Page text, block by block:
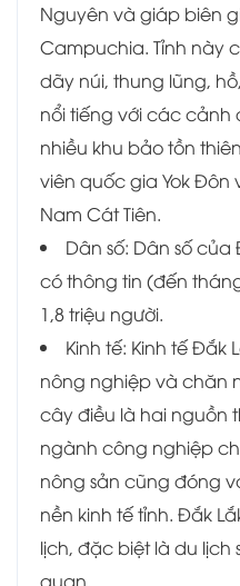
Nguyên và giáp biên
Campuchia. Tỉnh này
dãy núi, thung lũng,
nổi tiếng với các cảnh
nhiều khu bảo tồn
viên quốc gia Yok
Nam Cát Tiên.
Dân số: Dân số
có thông tin (đến
1,8 triệu người.
Kinh tế: Kinh tế Đắk
nông nghiệp và chăn
cây điều là hai nguồn
ngành công nghiệp
nông sản cũng đóng
nền kinh tế tỉnh. Đắk
lịch, đặc biệt là du lịch
quan.